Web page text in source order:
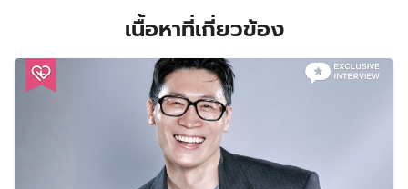
เนื้อหาที่เกี่ยวข้อง